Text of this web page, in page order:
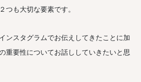
つも大切な要素です。
ンスタグラムでお伝えしてきたことに加
重要性についてお話ししていきたいと思